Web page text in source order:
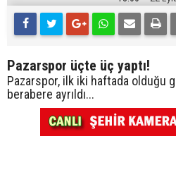
Pazarspor üçte üç yaptı!
Pazarspor, ilk iki haftada olduğu
berabere ayrıldı...